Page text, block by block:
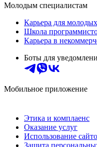
Молодым специалистам
Карьера для
Школа
Карьера в
Боты для
Мобильное приложение
Этика и комплаенс
Оказание услуг
Использование
Защита